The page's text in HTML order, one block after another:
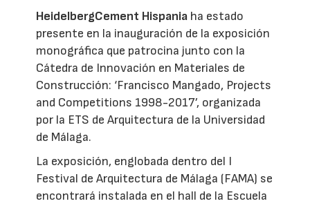
HeidelbergCement Hispania ha estado
presente en la inauguración de la exposición
monográfica que patrocina junto con la
Cátedra de Innovación en Materiales de
Construcción: ‘Francisco Mangado, Projects
and Competitions 1998-2017’, organizada
por la ETS de Arquitectura de la Universidad
de Málaga.
La exposición, englobada dentro del I
Festival de Arquitectura de Málaga (FAMA) se
encontrará instalada en el hall de la Escuela